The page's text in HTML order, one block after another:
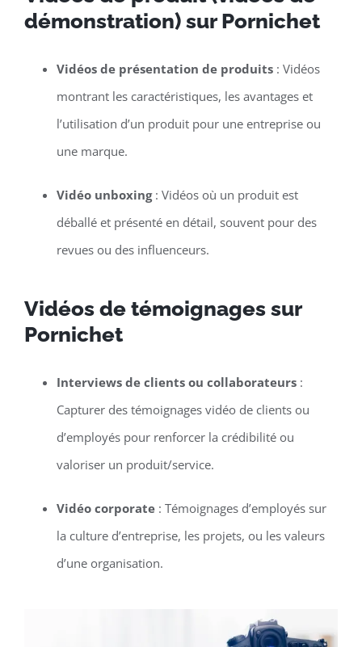
démonstration) sur Pornichet
Vidéos de présentation de produits: Vidéos
montrant les caractéristiques, les avantages et
l’utilisation d’un produit pour une entreprise ou
une marque.
Vidéo unboxing: Vidéos où un produit est
déballé et présenté en détail, souvent pour des
revues ou des influenceurs.
Vidéos de témoignages sur
Pornichet
Interviews de clients ou collaborateurs:
Capturer des témoignages vidéo de clients ou
d’employés pour renforcer la crédibilité ou
valoriser un produit/service.
Vidéo corporate: Témoignages d’employés sur
la culture d’entreprise, les projets, ou les valeurs
d’une organisation.